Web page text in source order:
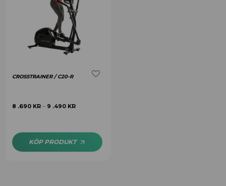
CROSSTRAINER / C20-R
8 .690 KR – 9 .490 KR
KÖP PRODUKT